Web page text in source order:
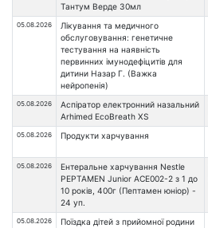
Тантум Верде 30мл
05.08.2026
Лікування та медичного
обслуговування: генетичне
тестування на наявність
первинних імунодефіцитів для
дитини Назар Г. (Важка
нейропенія)
05.08.2026
Аспіратор електронний назальний
Arhimed EcoBreath XS
05.08.2026 Продукти харчування
05.08.2026
Ентеральне харчування Nestle
PEPTAMEN Junior ACE002-2 з 1 до
10 років, 400г (Пептамен юніор) -
24 уп.
05.08.2026
Поїздка дітей з прийомної родини